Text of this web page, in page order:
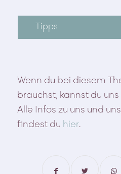
Tipps
Wenn du bei diesem
brauchst, kannst du
Alle Infos zu uns und
findest du hier.